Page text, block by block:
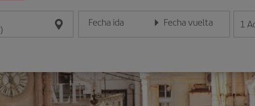
Fecha ida
Introduce la fecha en formato día/mes/año
Fecha vuelta
Introduce la fecha en 1